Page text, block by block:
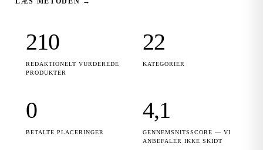
210
REDAKTIONELT VURDEREDE
PRODUKTER
22
KATEGORIER
0
BETALTE PLACERINGER
4,1
GENNEMSNITSSCORE — VI
ANBEFALER IKKE SKIDT